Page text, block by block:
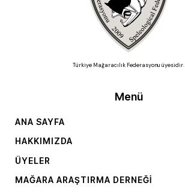
Türkiye Mağaracılık Federasyonu üyesidir.
Menü
ANA SAYFA
HAKKIMIZDA
ÜYELER
MAĞARA ARAŞTIRMA DERNEĞI